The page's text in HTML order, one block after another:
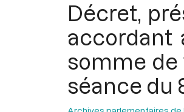
Décret,
accordant
somme de
séance du